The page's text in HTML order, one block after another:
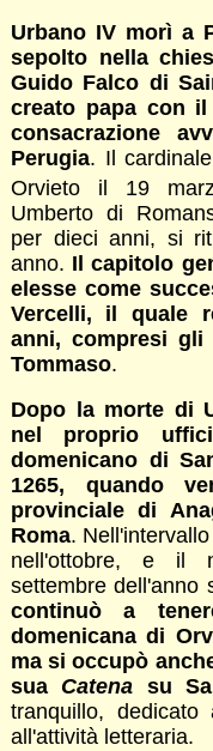
Urbano IV morì a
sepolto nella
Guido Falco di
creato papa con
consacrazione
Perugia. Il
Orvieto il 19
Umberto di
per dieci anni, si
anno. Il capitolo
elesse come
Vercelli, il quale
anni, compresi
Tommaso.
Dopo la morte di
nel proprio
domenicano di
1265, quando
provinciale di
Roma.
nell'ottobre, e il
settembre dell'anno
continuò a
domenicana di
ma si occupò
sua Catena su
tranquillo, dedicato
all'attività letteraria.